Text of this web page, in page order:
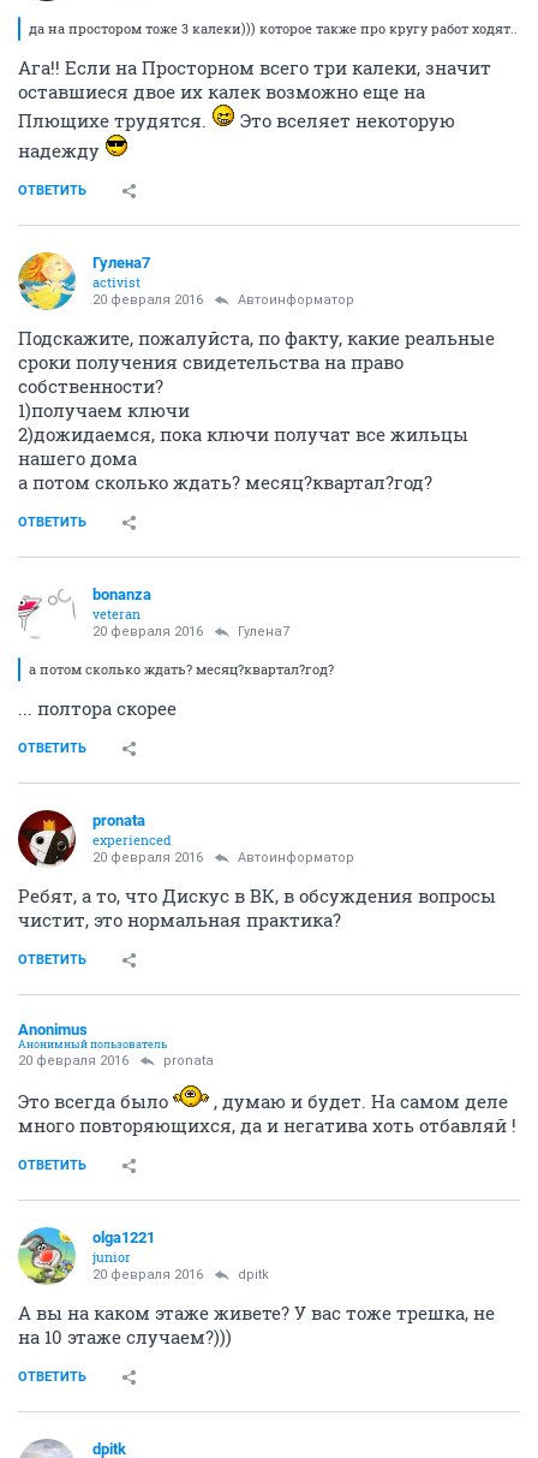
да на простором тоже 3 калеки))) которое также про кругу работ ходят..
Ага!! Если на Просторном всего три калеки, значит
оставшиеся двое их калек возможно еще на
Плющихе трудятся.
Это вселяет некоторую
надежду
ОТВЕТИТЬ
Гулена7
activist
20 февраля 2016 Автоинформатор
Подскажите, пожалуйста, по факту, какие реальные
сроки получения свидетельства на право
собственности?
1)получаем ключи
2)дожидаемся, пока ключи получат все жильцы
нашего дома
а потом сколько ждать? месяц?квартал?год?
ОТВЕТИТЬ
bonanza
veteran
20 февраля 2016 Гулена7
а потом сколько ждать? месяц?квартал?год?
... полтора скорее
ОТВЕТИТЬ
pronata
experienced
20 февраля 2016 Автоинформатор
Ребят, а то, что Дискус в ВК, в обсуждения вопросы
чистит, это нормальная практика?
ОТВЕТИТЬ
Anоnimus
Анонимный пользователь
20 февраля 2016 pronata
Это всегда было
, думаю и будет. На самом деле
много повторяющихся, да и негатива хоть отбавляй !
ОТВЕТИТЬ
olga1221
junior
20 февраля 2016 dpitk
А вы на каком этаже живете? У вас тоже трешка, не
на 10 этаже случаем?)))
ОТВЕТИТЬ
dpitk